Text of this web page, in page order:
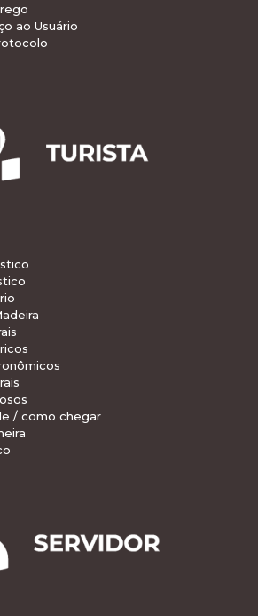
ao Usuário
/ como chegar